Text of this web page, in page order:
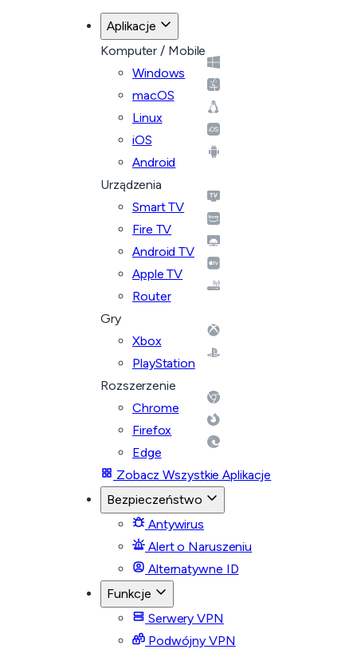
Aplikacje
Komputer / Mobile
Windows
macOS
Linux
iOS
Android
Urządzenia
Smart TV
Fire TV
Android TV
Apple TV
Router
Gry
Xbox
PlayStation
Rozszerzenie
Chrome
Firefox
Edge
Zobacz Wszystkie Aplikacje
Bezpieczeństwo
Antywirus
Alert o Naruszeniu
Alternatywne ID
Funkcje
Serwery VPN
Podwójny VPN